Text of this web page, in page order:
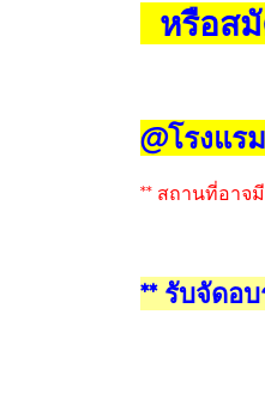
หรือส
@โรงแ
** สถานที่อาจ
** รับจัดอ